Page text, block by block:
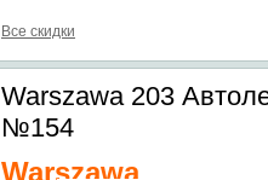
Все скидки
Warszawa 203
№154
Warszawa